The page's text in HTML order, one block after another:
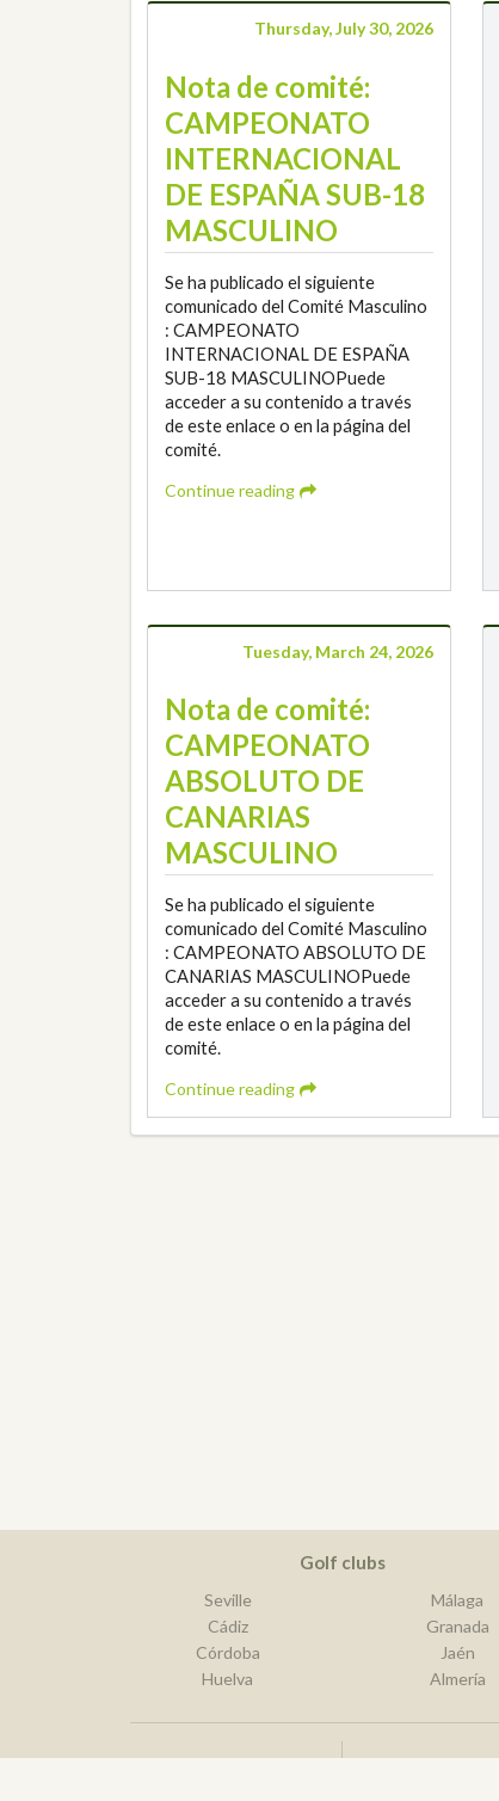
Thursday, July 30, 2026
Nota de comité:
CAMPEONATO
INTERNACIONAL
DE ESPAÑA SUB-18
MASCULINO
Se ha publicado el siguiente
comunicado del Comité Masculino
: CAMPEONATO
INTERNACIONAL DE ESPAÑA
SUB-18 MASCULINOPuede
acceder a su contenido a través
de este enlace o en la página del
comité.
Continue reading
Tuesday, March 24, 2026
Nota de comité:
CAMPEONATO
ABSOLUTO DE
CANARIAS
MASCULINO
Se ha publicado el siguiente
comunicado del Comité Masculino
: CAMPEONATO ABSOLUTO DE
CANARIAS MASCULINOPuede
acceder a su contenido a través
de este enlace o en la página del
comité.
Continue reading
Golf clubs
Seville
Cádiz
Córdoba
Huelva
Málaga
Granada
Jaén
Almería